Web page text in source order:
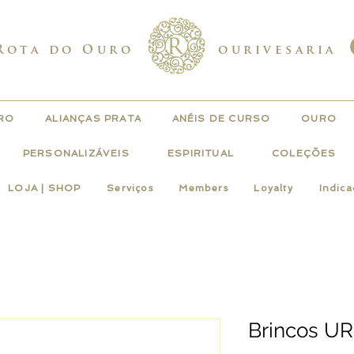
do Ouro ourivesaria
ALIANÇAS PRATA ANÉIS DE CURSO OURO
PERSONALIZÁVEIS ESPIRITUAL COLEÇÕES
LOJA | SHOP Serviços Members Loyalty
Brincos